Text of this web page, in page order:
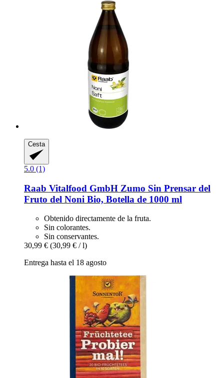
Cesta
5.0 (1)
Raab Vitalfood GmbH Zumo Sin Prensar del
Fruto del Noni Bio, Botella de 1000 ml
Obtenido directamente de la fruta.
Sin colorantes.
Sin conservantes.
30,99 € (30,99 € / l)
Entrega hasta el 18 agosto